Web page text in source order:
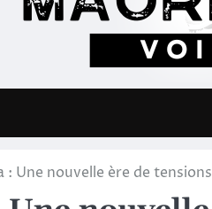
: Une nouvelle ère de